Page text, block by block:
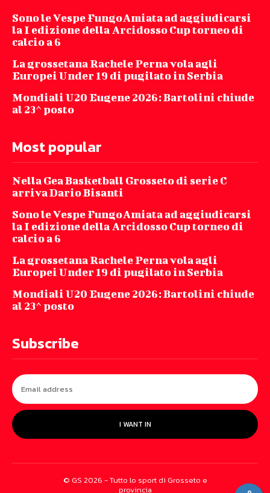
Sono le Vespe FungoAmiata ad aggiudicarsi
la I edizione della Arcidosso Cup torneo di
calcio a 6
La grossetana Rachele Perna vola agli
Europei Under 19 di pugilato in Serbia
Mondiali U20 Eugene 2026: Bartolini chiude
al 23^ posto
Most popular
Nella Gea Basketball Grosseto di serie C
arriva Dario Bisanti
Sono le Vespe FungoAmiata ad aggiudicarsi
la I edizione della Arcidosso Cup torneo di
calcio a 6
La grossetana Rachele Perna vola agli
Europei Under 19 di pugilato in Serbia
Mondiali U20 Eugene 2026: Bartolini chiude
al 23^ posto
Subscribe
I WANT IN
© GS 2026 - Tutto lo sport di Grosseto e
provincia